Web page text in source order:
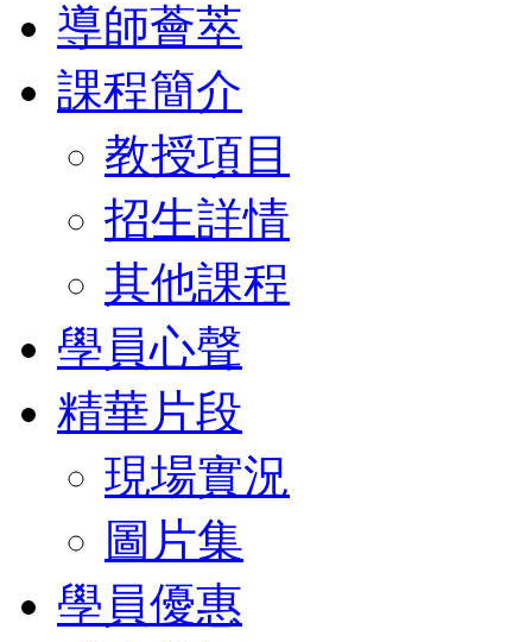
導師薈萃
課程簡介
教授項目
招生詳情
其他課程
學員心聲
精華片段
現場實況
圖片集
學員優惠